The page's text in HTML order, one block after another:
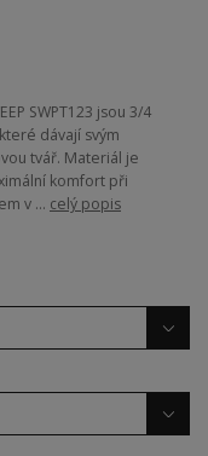
SWPT123 jsou 3/4
dávají svým
tvář. Materiál je
komfort při
v ... celý popis